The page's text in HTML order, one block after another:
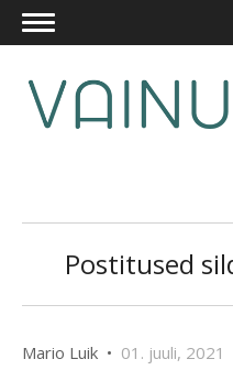
Postitused
Mario Luik • 01. juuli, 2021